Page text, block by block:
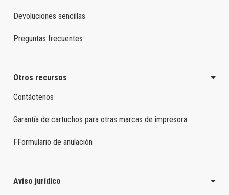
Devoluciones sencillas
Preguntas frecuentes
Otros recursos
Contáctenos
Garantía de cartuchos para otras marcas de impresora
FFormulario de anulación
Aviso jurídico